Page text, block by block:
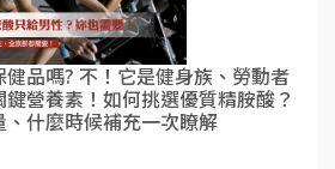
品嗎? 不！它是健身族、勞動者
營養素！如何挑選優質精胺酸？
什麼時候補充一次瞭解